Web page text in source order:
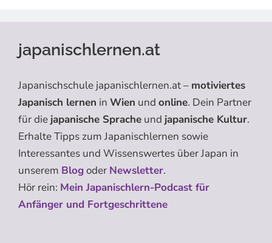
japanischlernen.at
Japanischschule japanischlernen.at – motiviertes
Japanisch lernen in Wien und online. Dein Partner
für die japanische Sprache und japanische Kultur.
Erhalte Tipps zum Japanischlernen sowie
Interessantes und Wissenswertes über Japan in
unserem Blogoder Newsletter.
Hör rein: Mein Japanischlern-Podcast für
Anfänger und Fortgeschrittene